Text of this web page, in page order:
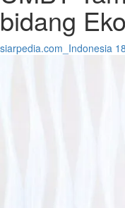
bidang
siarpedia.com_Indonesia